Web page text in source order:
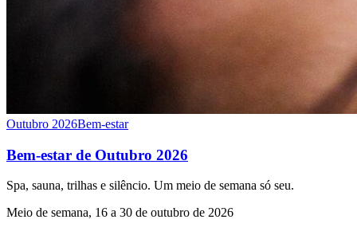
Outubro 2026Bem-estar
Bem-estar de Outubro 2026
Spa, sauna, trilhas e silêncio. Um meio de semana só seu.
Meio de semana, 16 a 30 de outubro de 2026